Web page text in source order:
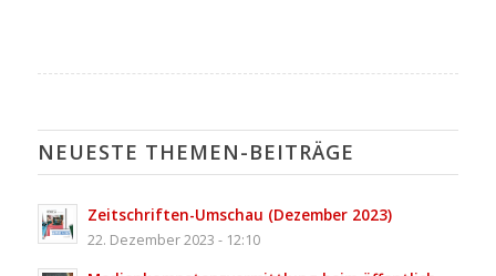
NEUESTE THEMEN-BEITRÄGE
Zeitschriften-Umschau (Dezember 2023)
22. Dezember 2023 - 12:10